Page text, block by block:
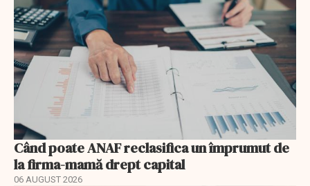
Când poate ANAF reclasifica un împrumut de
la firma-mamă drept capital
06 AUGUST 2026